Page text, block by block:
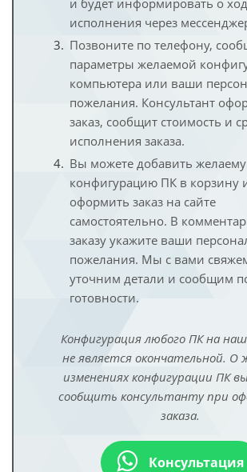
и будет информировать о
исполнения через
Позвоните по телефону,
параметры желаемой
компьютера или ваши
пожелания. Консультант
заказ, сообщит стоимость и
исполнения заказа.
Вы можете добавить
конфигурацию ПК в корзину
оформить заказ на сайте
самостоятельно. В
заказу укажите ваши
пожелания. Мы с вами
уточним детали и сообщим
готовности.
Конфигурация любого ПК на
не является окончательной. О
изменениях конфигурации ПК
сообщить консультанту при
заказа.
Консультация